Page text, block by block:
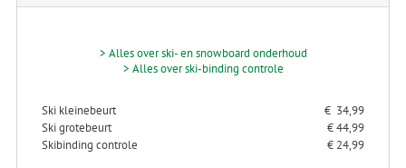
> Alles over ski- en snowboard onderhoud
> Alles over ski-binding controle
Ski kleinebeurt
€ 34,99
Ski grotebeurt
€ 44,99
Skibinding controle
€ 24,99